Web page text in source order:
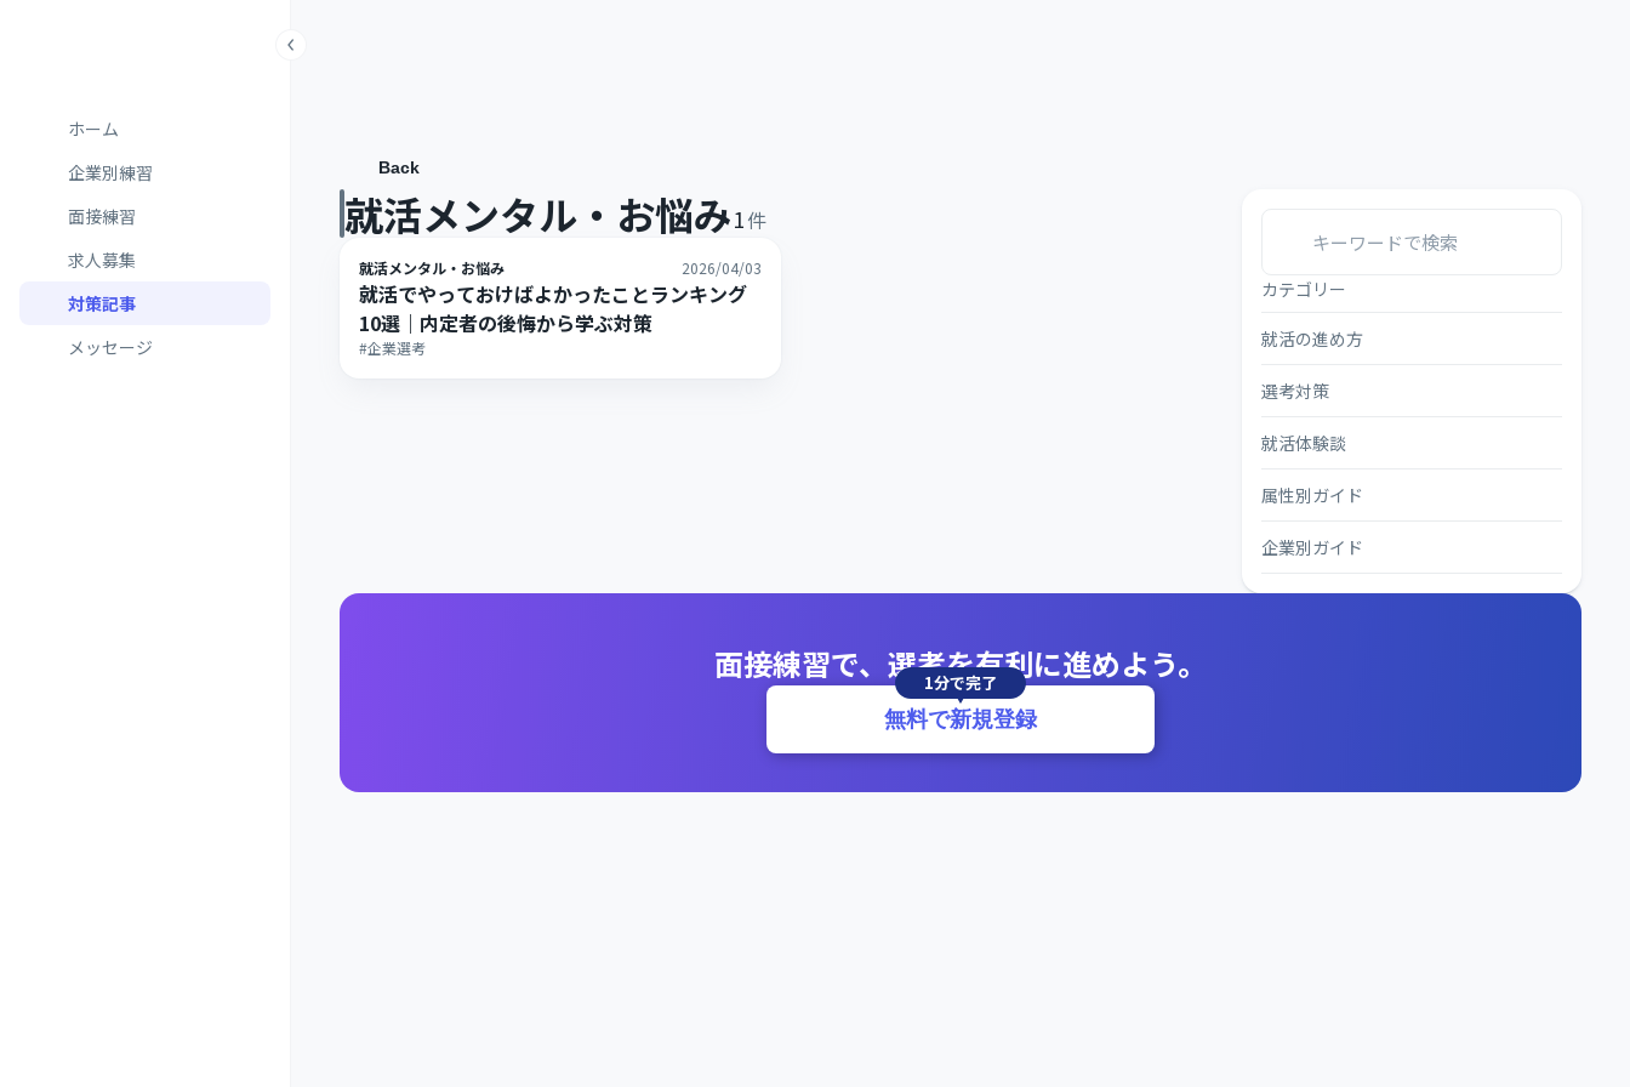
ホーム
企業別練習
面接練習
求人募集
対策記事
メッセージ
Back
就活メンタル・お悩み1件
就活メンタル・お悩み 2026/04/03
就活でやっておけばよかったことランキング
10選｜内定者の後悔から学ぶ対策
#企業選考
カテゴリー
就活の進め方
選考対策
就活体験談
属性別ガイド
企業別ガイド
面接練習で、選考を有利に進めよう。
1分で完了
無料で新規登録